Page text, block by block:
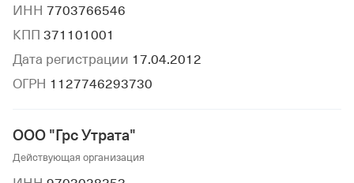
ИНН 7703766546
КПП 371101001
Дата регистрации 17.04.2012
ОГРН 1127746293730
ООО "Грс Утрата"
Действующая организация